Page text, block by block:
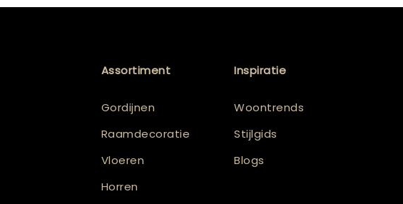
Assortiment
Gordijnen
Raamdecoratie
Vloeren
Horren
Inspiratie
Woontrends
Stijlgids
Blogs